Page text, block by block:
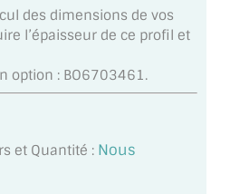
des dimensions de vos
l’épaisseur de ce profil et
option : BO6703461.
et Quantité : Nous